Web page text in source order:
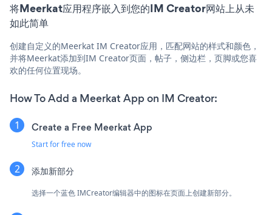
将Meerkat应用程序嵌入到您的IM Creator网站上从未
如此简单
创建自定义的Meerkat IM Creator应用，匹配网站的样式和颜色，
并将Meerkat添加到IM Creator页面，帖子，侧边栏，页脚或您喜
欢的任何位置现场。
How To Add a Meerkat App on IM Creator:
Create a Free Meerkat App
Start for free now
添加新部分
选择一个蓝色IMCreator编辑器中的图标在页面上创建新部分。